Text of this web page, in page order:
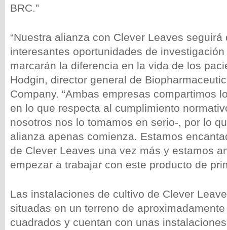
BRC.”
“Nuestra alianza con Clever Leaves seguirá
interesantes oportunidades de
marcarán la diferencia en la vida de los
Hodgin, director general de
Company. “Ambas empresas compartimos
en lo que respecta al cumplimiento
nosotros nos lo tomamos en serio-, por lo
alianza apenas comienza. Estamos
de Clever Leaves una vez más y estamos
empezar a trabajar con este producto de
Las instalaciones de cultivo de Clever
situadas en un terreno de
cuadrados y cuentan con unas